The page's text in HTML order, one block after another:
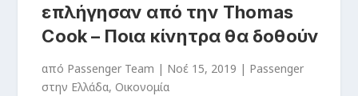
επλήγησαν από την Thomas
Cook – Ποια κίνητρα θα δοθούν
από Passenger Team | Νοέ 15, 2019 | Passenger
στην Ελλάδα,Οικονομία